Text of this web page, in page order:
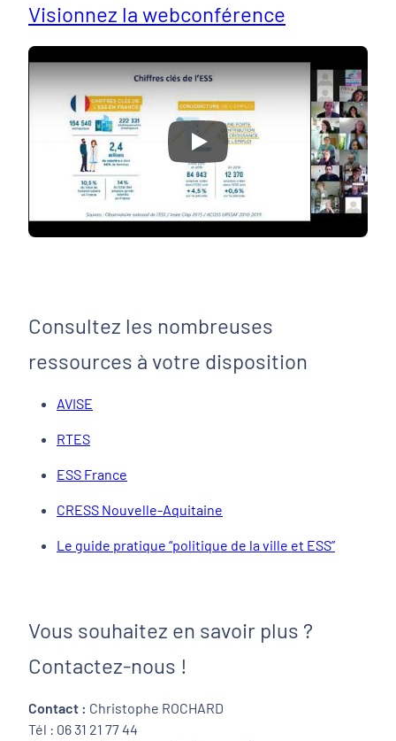
Visionnez la webconférence
Play
Consultez les nombreuses
ressources à votre disposition
AVISE
RTES
ESS France
CRESS Nouvelle-Aquitaine
Le guide pratique “politique de la ville et ESS”
Vous souhaitez en savoir plus ?
Contactez-nous !
Contact : Christophe ROCHARD
Tél : 06 31 21 77 44